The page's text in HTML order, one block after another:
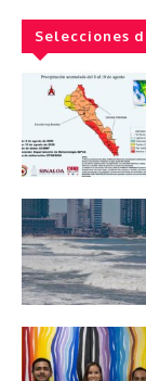
Selecciones